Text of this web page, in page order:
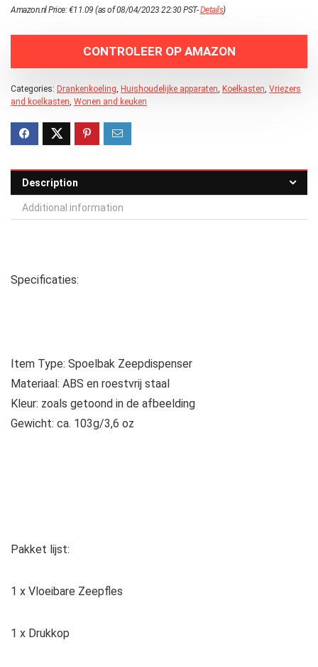
Amazon.nl Price:€11.09 (as of 08/04/2023 22:30 PST-Details)
CONTROLEER OP AMAZON
Categories: Drankenkoeling Huishoudelijke apparaten Koelkasten Vriezers
and koelkasten Wonen and keuken
Description
Additional information
Specificaties:
Item Type: Spoelbak Zeepdispenser
Materiaal: ABS en roestvrij staal
Kleur: zoals getoond in de afbeelding
Gewicht: ca. 103g/3,6 oz
Pakket lijst:
1 x Vloeibare Zeepfles
1 x Drukkop